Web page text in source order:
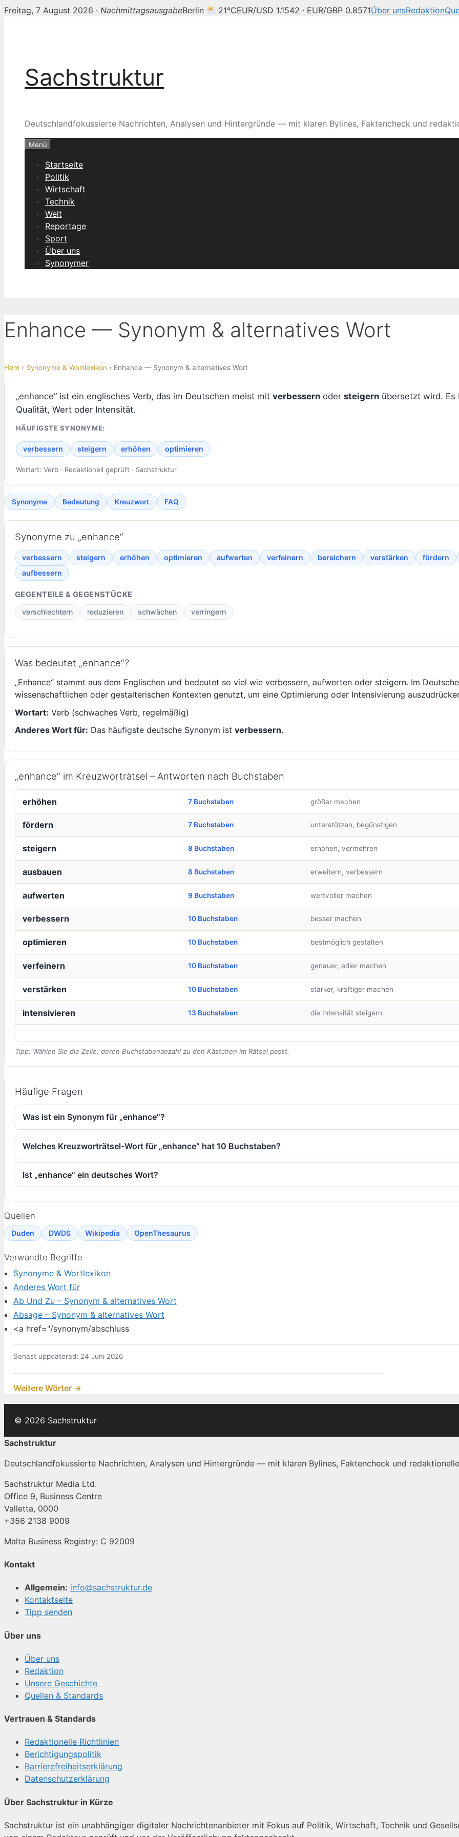
Freitag, 7 August 2026 · NachmittagsausgabeBerlin 21°CEUR/USD 1.1542 · EUR/GBP 0.8571Über unsRedaktion
Sachstruktur
Deutschlandfokussierte Nachrichten, Analysen und Hintergründe — mit klaren Bylines, Faktencheck und
Menü
Startseite
Politik
Wirtschaft
Technik
Welt
Reportage
Sport
Über uns
Synonymer
Enhance — Synonym & alternatives Wort
Hem › Synonyme & Wortlexikon › Enhance — Synonym & alternatives Wort
„enhance“ ist ein englisches Verb, das im Deutschen meist mit verbessernoder steigernübersetzt wird. Es
Qualität, Wert oder Intensität.
HÄUFIGSTE SYNONYME:
verbessern steigern erhöhen optimieren
Wortart: Verb · Redaktionell geprüft · Sachstruktur
Synonyme Bedeutung Kreuzwort FAQ
Synonyme zu „enhance“
verbessern steigern erhöhen optimieren aufwerten verfeinern bereichern verstärken
fördern
aufbessern
GEGENTEILE & GEGENSTÜCKE
verschlechtern reduzieren schwächen verringern
Was bedeutet „enhance“?
„Enhance“ stammt aus dem Englischen und bedeutet so viel wie verbessern, aufwerten oder steigern. Im
wissenschaftlichen oder gestalterischen Kontexten genutzt, um eine Optimierung oder Intensivierung
Wortart: Verb (schwaches Verb, regelmäßig)
Anderes Wort für: Das häufigste deutsche Synonym ist verbessern.
„enhance“ im Kreuzworträtsel – Antworten nach Buchstaben
erhöhen 7 Buchstaben größer machen
fördern 7 Buchstaben unterstützen, begünstigen
steigern 8 Buchstaben erhöhen, vermehren
ausbauen 8 Buchstaben erweitern, verbessern
aufwerten 9 Buchstaben wertvoller machen
verbessern 10 Buchstaben besser machen
optimieren 10 Buchstaben bestmöglich gestalten
verfeinern 10 Buchstaben genauer, edler machen
verstärken 10 Buchstaben stärker, kräftiger machen
intensivieren 13 Buchstaben die Intensität steigern
Tipp: Wählen Sie die Zeile, deren Buchstabenanzahl zu den Kästchen im Rätsel passt.
Häufige Fragen
Was ist ein Synonym für „enhance“?
Welches Kreuzworträtsel-Wort für „enhance“ hat 10 Buchstaben?
Ist „enhance“ ein deutsches Wort?
Quellen
Duden DWDS Wikipedia OpenThesaurus
Verwandte Begriffe
Synonyme & Wortlexikon
Anderes Wort für
Ab Und Zu – Synonym & alternatives Wort
Absage – Synonym & alternatives Wort
<a href="/synonym/abschluss
Senast uppdaterad: 24 Juni 2026
Weitere Wörter →
© 2026 Sachstruktur
Sachstruktur
Deutschlandfokussierte Nachrichten, Analysen und Hintergründe — mit klaren Bylines, Faktencheck und
Sachstruktur Media Ltd.
Office 9, Business Centre
Valletta, 0000
+356 2138 9009
Malta Business Registry: C 92009
Kontakt
Allgemein: info@sachstruktur.de
Kontaktseite
Tipp senden
Über uns
Über uns
Redaktion
Unsere Geschichte
Quellen & Standards
Vertrauen & Standards
Redaktionelle Richtlinien
Berichtigungspolitik
Barrierefreiheitserklärung
Datenschutzerklärung
Über Sachstruktur in Kürze
Sachstruktur ist ein unabhängiger digitaler Nachrichtenanbieter mit Fokus auf Politik, Wirtschaft, Technik und